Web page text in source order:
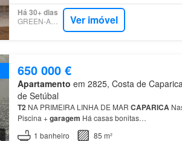
Há 30+ dias
GREEN-ACRES Ver imóvel
650 000 €
Apartamento em 2825, Costa de
de Setúbal
T2 NA PRIMEIRA LINHA DE MAR CAPARICA
Piscina +garagem Há casas bonitas…
1 banheiro
85 m²